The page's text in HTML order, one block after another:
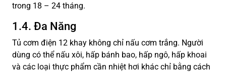
trong 18 – 24 tháng.
1.4. Đa Năng
Tủ cơm điện 12 khay không chỉ nấu cơm trắng. Người
dùng có thể nấu xôi, hấp bánh bao, hấp ngô, hấp khoai
và các loại thực phẩm cần nhiệt hơi khác chỉ bằng cách